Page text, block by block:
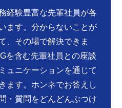
経験豊富な先輩社員が各
ます。分からないことが
、その場で解決できま
を含む先輩社員との座談
ュニケーションを通じて
ます。ホンネでお答えし
・質問をどんどんぶつけ